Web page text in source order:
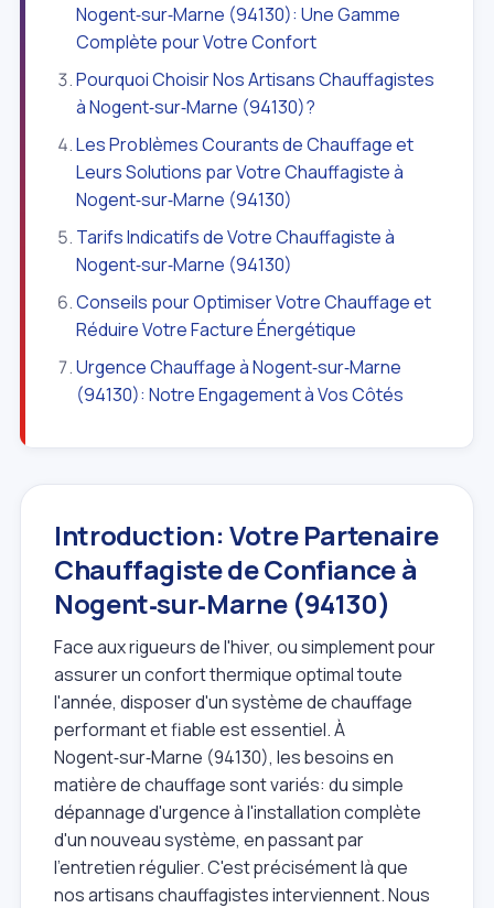
Nogent‑sur‑Marne (94130): Une Gamme
Complète pour Votre Confort
Pourquoi Choisir Nos Artisans Chauffagistes
à Nogent‑sur‑Marne (94130)?
Les Problèmes Courants de Chauffage et
Leurs Solutions par Votre Chauffagiste à
Nogent‑sur‑Marne (94130)
Tarifs Indicatifs de Votre Chauffagiste à
Nogent‑sur‑Marne (94130)
Conseils pour Optimiser Votre Chauffage et
Réduire Votre Facture Énergétique
Urgence Chauffage à Nogent‑sur‑Marne
(94130): Notre Engagement à Vos Côtés
Introduction: Votre Partenaire
Chauffagiste de Confiance à
Nogent‑sur‑Marne (94130)
Face aux rigueurs de l'hiver, ou simplement pour
assurer un confort thermique optimal toute
l'année, disposer d'un système de chauffage
performant et fiable est essentiel. À
Nogent‑sur‑Marne (94130), les besoins en
matière de chauffage sont variés: du simple
dépannage d'urgence à l'installation complète
d'un nouveau système, en passant par
l'entretien régulier. C'est précisément là que
nos artisans chauffagistes interviennent. Nous